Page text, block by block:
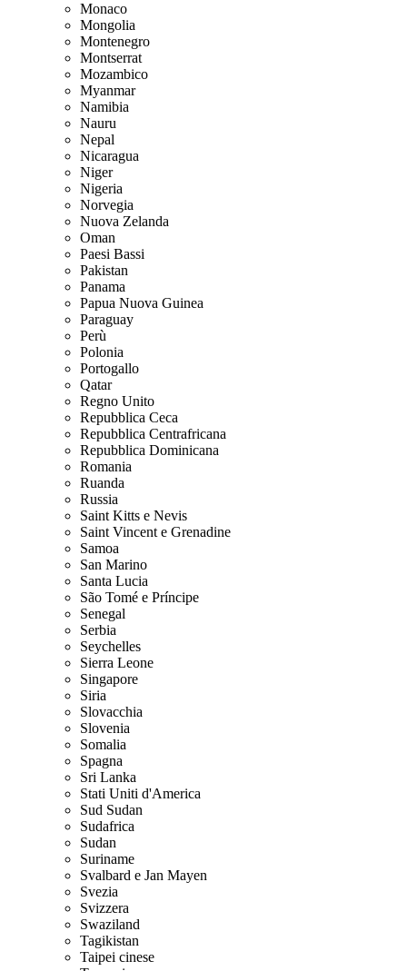
Monaco
Mongolia
Montenegro
Montserrat
Mozambico
Myanmar
Namibia
Nauru
Nepal
Nicaragua
Niger
Nigeria
Norvegia
Nuova Zelanda
Oman
Paesi Bassi
Pakistan
Panama
Papua Nuova Guinea
Paraguay
Perù
Polonia
Portogallo
Qatar
Regno Unito
Repubblica Ceca
Repubblica Centrafricana
Repubblica Dominicana
Romania
Ruanda
Russia
Saint Kitts e Nevis
Saint Vincent e Grenadine
Samoa
San Marino
Santa Lucia
São Tomé e Príncipe
Senegal
Serbia
Seychelles
Sierra Leone
Singapore
Siria
Slovacchia
Slovenia
Somalia
Spagna
Sri Lanka
Stati Uniti d'America
Sud Sudan
Sudafrica
Sudan
Suriname
Svalbard e Jan Mayen
Svezia
Svizzera
Swaziland
Tagikistan
Taipei cinese